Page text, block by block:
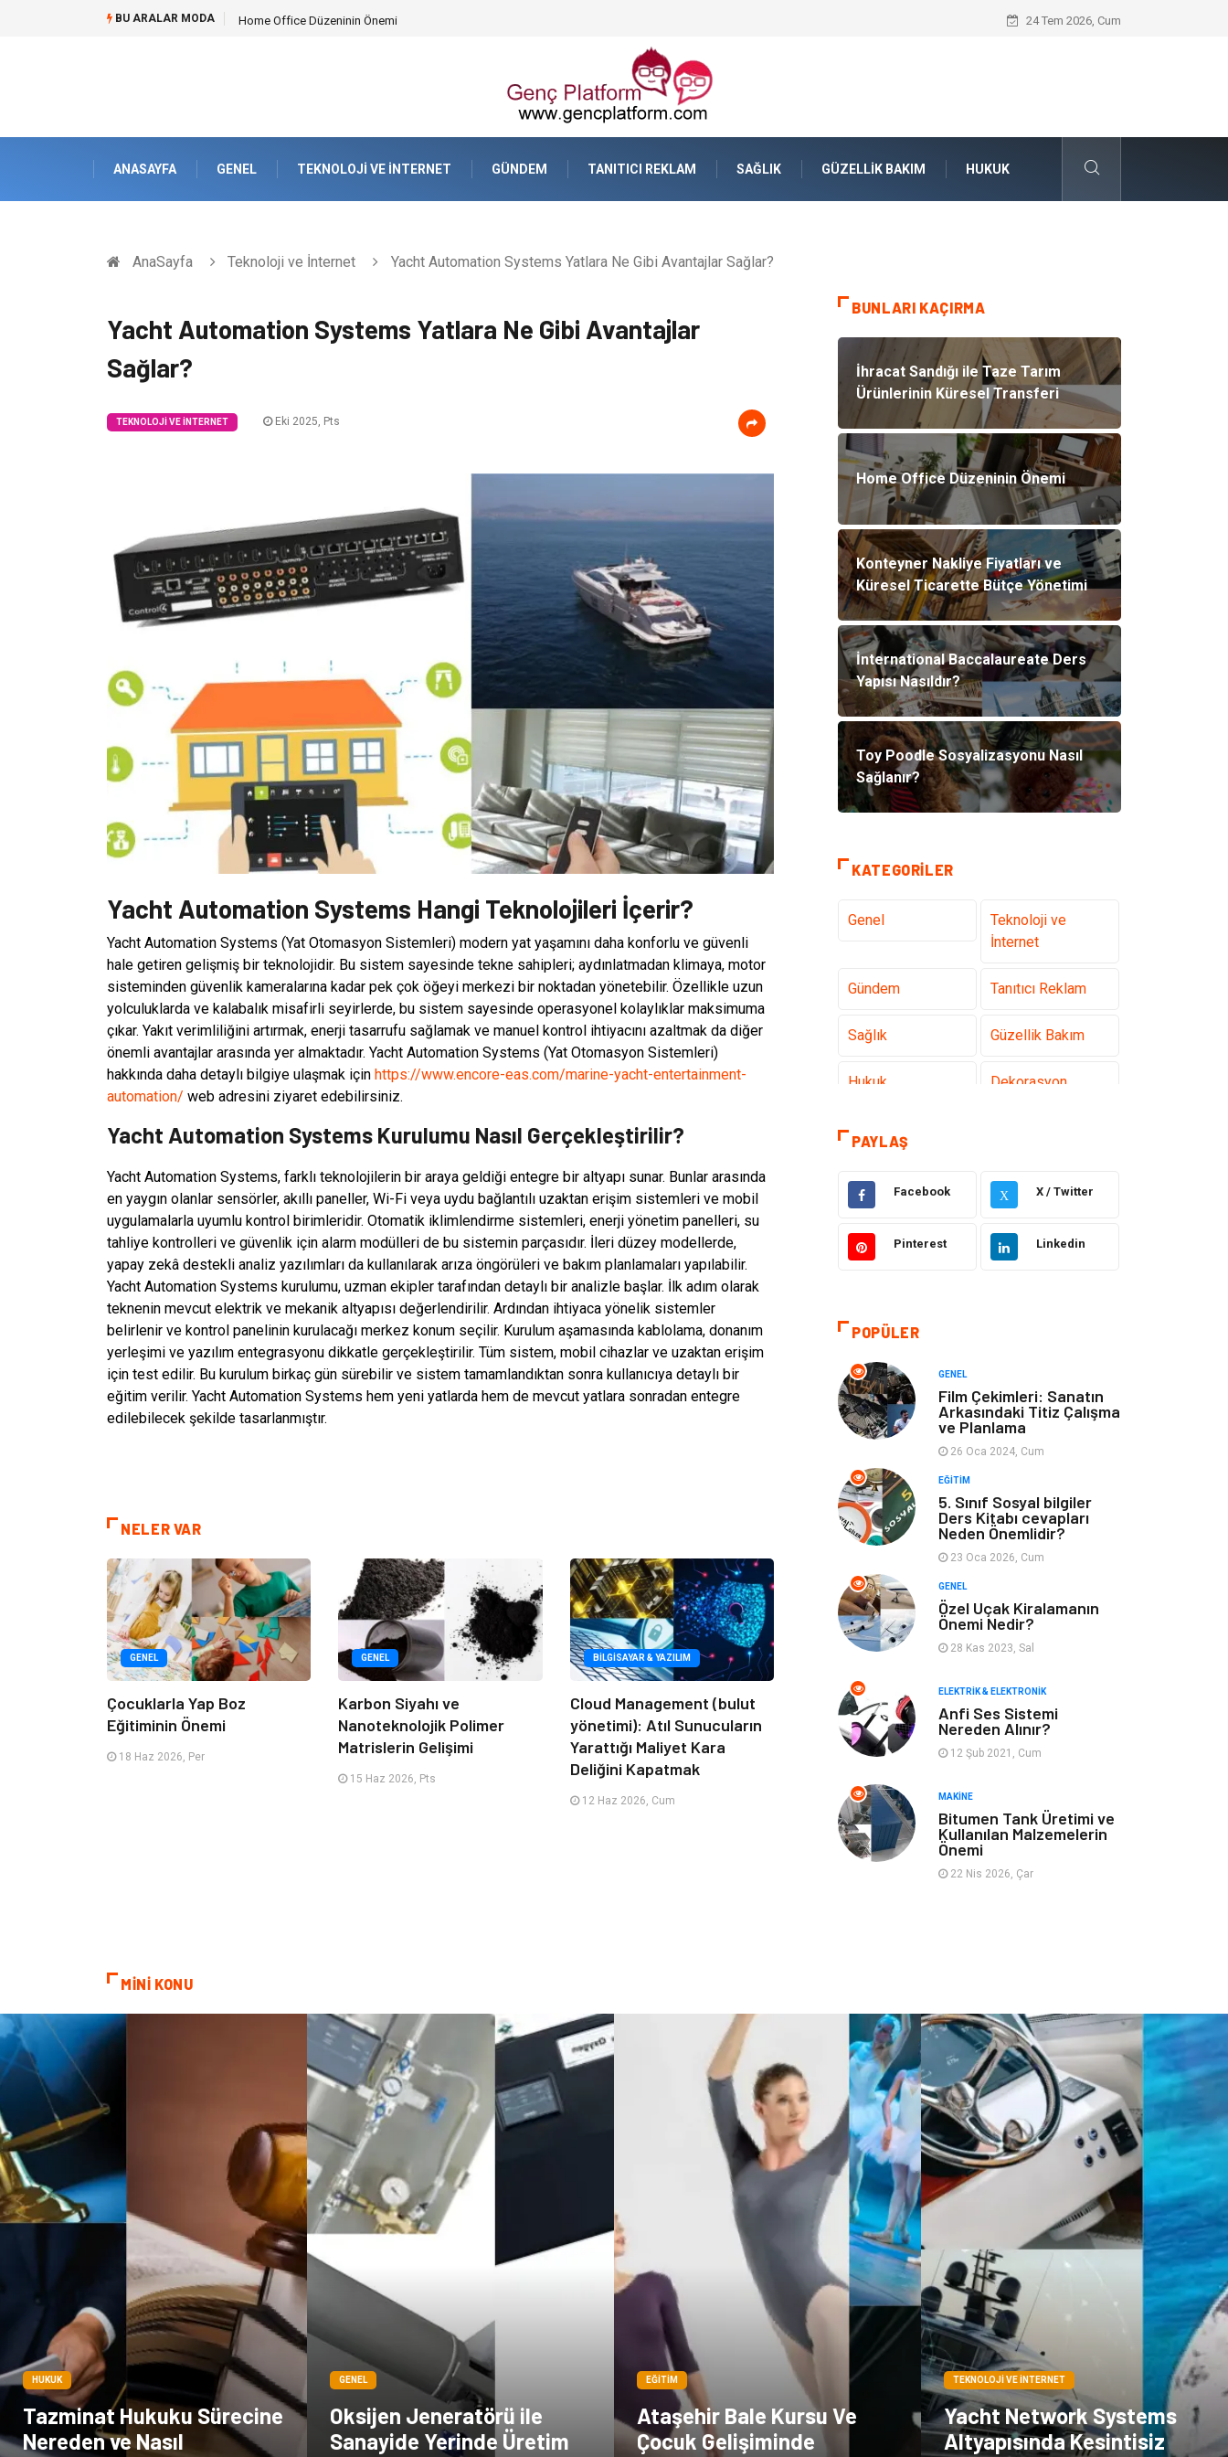
BU ARALAR MODA Home Office Düzeninin Önemi Konteyner Nakliye Fiyatları ve Küresel
24 Tem 2026, Cum
ANASAYFA GENEL TEKNOLOJI VE İNTERNET GÜNDEM TANITICI REKLAM SAĞLIK GÜZELLIK BAKIM HUKUK
AnaSayfa Teknoloji ve İnternet Yacht Automation Systems Yatlara Ne Gibi Avantajlar Sağlar?
Yacht Automation Systems Yatlara Ne Gibi Avantajlar
Sağlar?
TEKNOLOJI VE İNTERNET Eki 2025, Pts
Yacht Automation Systems Hangi Teknolojileri İçerir?
Yacht Automation Systems (Yat Otomasyon Sistemleri) modern yat yaşamını daha konforlu ve güvenli
hale getiren gelişmiş bir teknolojidir. Bu sistem sayesinde tekne sahipleri; aydınlatmadan klimaya, motor
sisteminden güvenlik kameralarına kadar pek çok öğeyi merkezi bir noktadan yönetebilir. Özellikle uzun
yolculuklarda ve kalabalık misafirli seyirlerde, bu sistem sayesinde operasyonel kolaylıklar maksimuma
çıkar. Yakıt verimliliğini artırmak, enerji tasarrufu sağlamak ve manuel kontrol ihtiyacını azaltmak da diğer
önemli avantajlar arasında yer almaktadır. Yacht Automation Systems (Yat Otomasyon Sistemleri)
hakkında daha detaylı bilgiye ulaşmak için https://www.encore-eas.com/marine-yacht-entertainment-
automation/ web adresini ziyaret edebilirsiniz.
Yacht Automation Systems Kurulumu Nasıl Gerçekleştirilir?
Yacht Automation Systems, farklı teknolojilerin bir araya geldiği entegre bir altyapı sunar. Bunlar arasında
en yaygın olanlar sensörler, akıllı paneller, Wi-Fi veya uydu bağlantılı uzaktan erişim sistemleri ve mobil
uygulamalarla uyumlu kontrol birimleridir. Otomatik iklimlendirme sistemleri, enerji yönetim panelleri, su
tahliye kontrolleri ve güvenlik için alarm modülleri de bu sistemin parçasıdır. İleri düzey modellerde,
yapay zekâ destekli analiz yazılımları da kullanılarak arıza öngörüleri ve bakım planlamaları yapılabilir.
Yacht Automation Systems kurulumu, uzman ekipler tarafından detaylı bir analizle başlar. İlk adım olarak
teknenin mevcut elektrik ve mekanik altyapısı değerlendirilir. Ardından ihtiyaca yönelik sistemler
belirlenir ve kontrol panelinin kurulacağı merkez konum seçilir. Kurulum aşamasında kablolama, donanım
yerleşimi ve yazılım entegrasyonu dikkatle gerçekleştirilir. Tüm sistem, mobil cihazlar ve uzaktan erişim
için test edilir. Bu kurulum birkaç gün sürebilir ve sistem tamamlandıktan sonra kullanıcıya detaylı bir
eğitim verilir. Yacht Automation Systems hem yeni yatlarda hem de mevcut yatlara sonradan entegre
edilebilecek şekilde tasarlanmıştır.
NELER VAR
GENEL
Çocuklarla Yap Boz
Eğitiminin Önemi
18 Haz 2026, Per
GENEL
Karbon Siyahı ve
Nanoteknolojik Polimer
Matrislerin Gelişimi
15 Haz 2026, Pts
BILGISAYAR & YAZILIM
Cloud Management (bulut
yönetimi): Atıl Sunucuların
Yarattığı Maliyet Kara
Deliğini Kapatmak
12 Haz 2026, Cum
BUNLARI KAÇIRMA
İhracat Sandığı ile Taze Tarım
Ürünlerinin Küresel Transferi
Home Office Düzeninin Önemi
Konteyner Nakliye Fiyatları ve
Küresel Ticarette Bütçe Yönetimi
İnternational Baccalaureate Ders
Yapısı Nasıldır?
Toy Poodle Sosyalizasyonu Nasıl
Sağlanır?
KATEGORILER
Genel
Teknoloji ve
İnternet
Gündem Tanıtıcı Reklam
Sağlık Güzellik Bakım
Hukuk Dekorasyon
Elektrik &
Elektronik
Sağlıklı Yaşam Organizasyon
Eğitim ve Kariyer Gıda
Makine
Keyif ve Hobi
Tatil Yeme İçme
Emlak
Bilgisayar &
Yazılım
Spor
İnternet
Eğlence
Mobilya Aksesuar
Anne Çocuk Müzik
Tekstil
Ev İşleri
PAYLAŞ
Facebook X X / Twitter
Pinterest Linkedin
POPÜLER
GENEL
Film Çekimleri: Sanatın
Arkasındaki Titiz Çalışma
ve Planlama
26 Oca 2024, Cum
EĞITIM
5. Sınıf Sosyal bilgiler
Ders Kitabı cevapları
Neden Önemlidir?
23 Oca 2026, Cum
GENEL
Özel Uçak Kiralamanın
Önemi Nedir?
28 Kas 2023, Sal
ELEKTRIK & ELEKTRONIK
Anfi Ses Sistemi
Nereden Alınır?
12 Şub 2021, Cum
MAKINE
Bitumen Tank Üretimi ve
Kullanılan Malzemelerin
Önemi
22 Nis 2026, Çar
MİNİ KONU
HUKUK
Tazminat Hukuku Sürecine
Nereden ve Nasıl
GENEL
Oksijen Jeneratörü ile
Sanayide Yerinde Üretim
EĞITIM
Ataşehir Bale Kursu Ve
Çocuk Gelişiminde
TEKNOLOJI VE İNTERNET
Yacht Network Systems
Altyapısında Kesintisiz